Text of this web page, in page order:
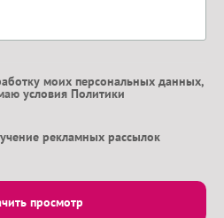
моих персональных данных,
условия Политики
рекламных рассылок
просмотр